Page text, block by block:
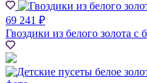
69 241 ₽
Гвоздики из белого золота с